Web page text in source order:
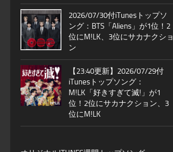
2026/07/30付iTunesトップソ
ング：BTS「Aliens」が1位！2
位にM!LK、3位にサカナクショ
ン
【23:40更新】2026/07/29付
iTunesトップソング：
M!LK「好きすぎて滅!」が1
位！2位にサカナクション、3
位にM!LK